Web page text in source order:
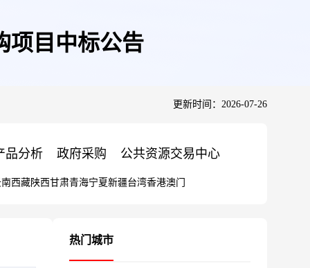
项目中标公告
更新时间：2026-07-26
品分析 政府采购 公共资源交易中心
西藏陕西甘肃青海宁夏新疆台湾香港澳门
热门城市